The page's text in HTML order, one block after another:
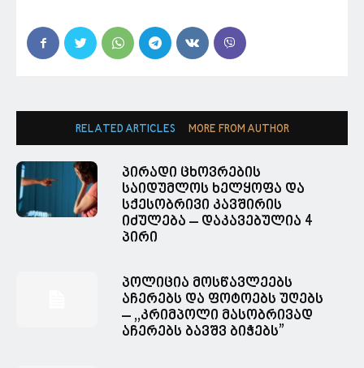
RELATED ARTICLES MORE FROM AUTHOR
პირადი ცხოვრების
საიდუმლოს ხელყოფა და
სქესობრივი კავშირის
იძულება – დაკავებულია 4
პირი
პოლიცია მოსწავლეებს
აჩერებს და ფოტოებს უღებს
– ,,კრიმპოლი მასობრივად
აჩერებს ბავშვ ბიჭებს”